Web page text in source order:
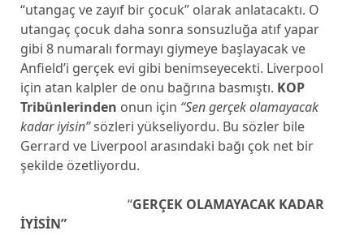
“utangaç ve zayıf bir çocuk” olarak anlatacaktı. O
utangaç çocuk daha sonra sonsuzluğa atıf yapar
gibi 8 numaralı formayı giymeye başlayacak ve
Anfield’i gerçek evi gibi benimseyecekti. Liverpool
için atan kalpler de onu bağrına basmıştı. KOP
Tribünlerinden onun için “Sen gerçek olamayacak
kadar iyisin”sözleri yükseliyordu. Bu sözler bile
Gerrard ve Liverpool arasındaki bağı çok net bir
şekilde özetliyordu.
“GERÇEK OLAMAYACAK KADAR
İYİSİN”